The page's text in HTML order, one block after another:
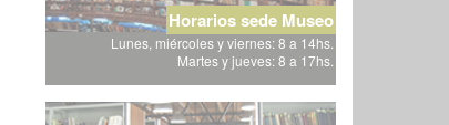
Horarios sede Museo
Lunes, miércoles y viernes: 8 a 14hs.
Martes y jueves: 8 a 17hs.